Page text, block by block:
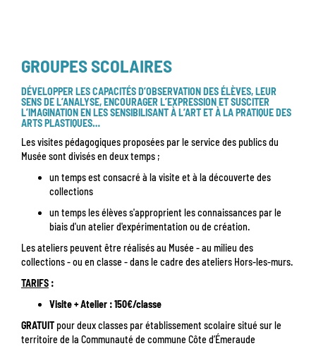
GROUPES SCOLAIRES
DÉVELOPPER LES CAPACITÉS D’OBSERVATION DES ÉLÈVES, LEUR
SENS DE L’ANALYSE, ENCOURAGER L’EXPRESSION ET SUSCITER
L’IMAGINATION EN LES SENSIBILISANT À L’ART ET À LA PRATIQUE DES
ARTS PLASTIQUES…
Les visites pédagogiques proposées par le service des publics du
Musée sont divisés en deux temps ;
un temps est consacré à la visite et à la découverte des
collections
un temps les élèves s'approprient les connaissances par le
biais d'un atelier d'expérimentation ou de création.
Les ateliers peuvent être réalisés au Musée - au milieu des
collections - ou en classe - dans le cadre des ateliers Hors-les-murs.
TARIFS :
Visite + Atelier : 150€/classe
GRATUIT pour deux classes par établissement scolaire situé sur le
territoire de la Communauté de commune Côte d’Émeraude